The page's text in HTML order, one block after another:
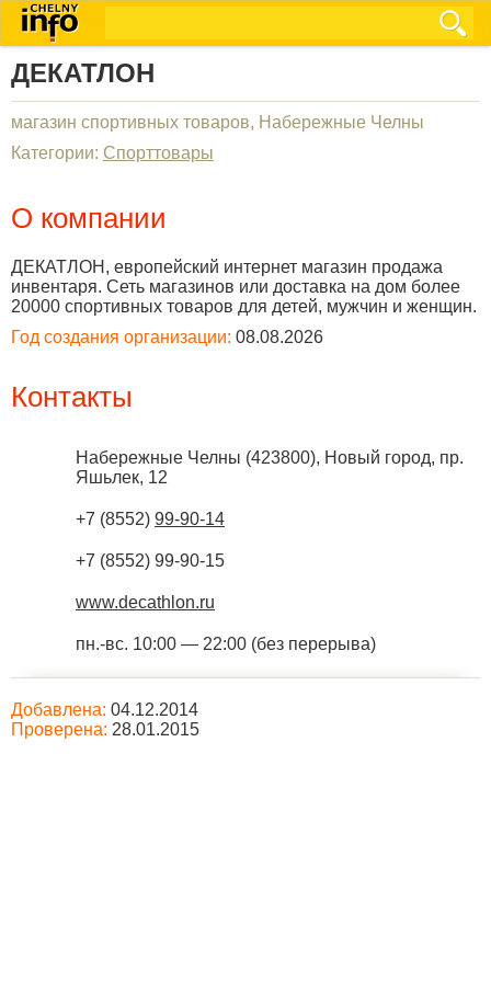
ДЕКАТЛОН
магазин спортивных товаров, Набережные Челны
Категории: Спорттовары
О компании
ДЕКАТЛОН, европейский интернет магазин продажа
инвентаря. Сеть магазинов или доставка на дом более
20000 спортивных товаров для детей, мужчин и женщин.
Год создания организации: 08.08.2026
Контакты
Набережные Челны (423800), Новый город, пр.
Яшьлек, 12
+7 (8552) 99-90-14
+7 (8552) 99-90-15
www.decathlon.ru
пн.-вс. 10:00 — 22:00 (без перерыва)
Добавлена: 04.12.2014
Проверена: 28.01.2015